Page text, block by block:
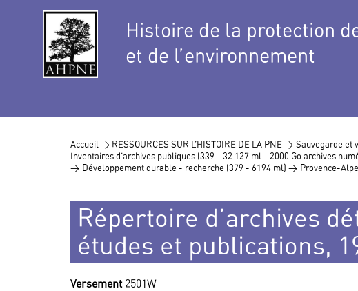
Histoire de la protection
et de l’environnement
Accueil > RESSOURCES SUR L’HISTOIRE DE LA PNE > Sauvegarde et
Inventaires d’archives publiques (339 - 32 127 ml - 2000 Go archives
> Développement durable - recherche (379 - 6194 ml) > Provence-
Répertoire d’archives
études et publications,
Versement 2501W